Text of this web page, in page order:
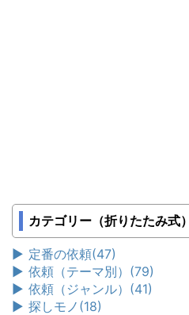
カテゴリー（折りたたみ式）
► 定番の依頼(47)
► 依頼（テーマ別） (79)
► 依頼（ジャンル） (41)
► 探しモノ (18)